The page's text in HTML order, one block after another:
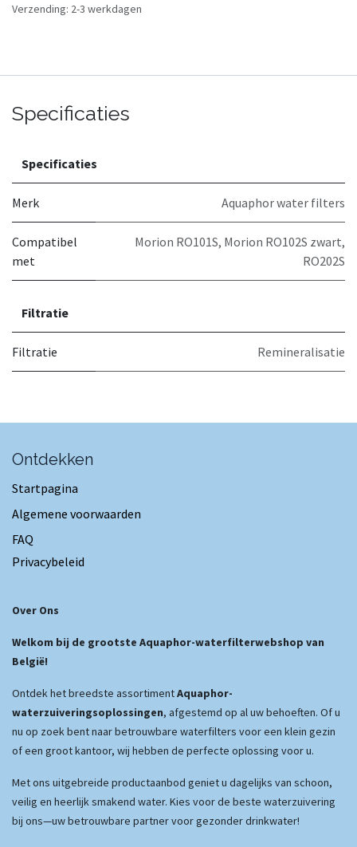
Verzending: 2-3 werkdagen
Specificaties
Specificaties
Merk Aquaphor water filters
Compatibel
met
Morion RO101S, Morion RO102S zwart,
RO202S
Filtratie
Filtratie Remineralisatie
Ontdekken
Startpagina
Algemene voorwaarden
FAQ
Privacybeleid
Over Ons
Welkom bij de grootste Aquaphor-waterfilterwebshop van
België!
Ontdek het breedste assortimentAquaphor-
waterzuiveringsoplossingen, afgestemd op al uw behoeften. Of u
nu op zoek bent naar betrouwbare waterfilters voor een klein gezin
of een groot kantoor, wij hebben de perfecte oplossing voor u.
Met ons uitgebreide productaanbod geniet u dagelijks van schoon,
veilig en heerlijk smakend water. Kies voor de beste waterzuivering
bij ons—uw betrouwbare partner voor gezonder drinkwater!